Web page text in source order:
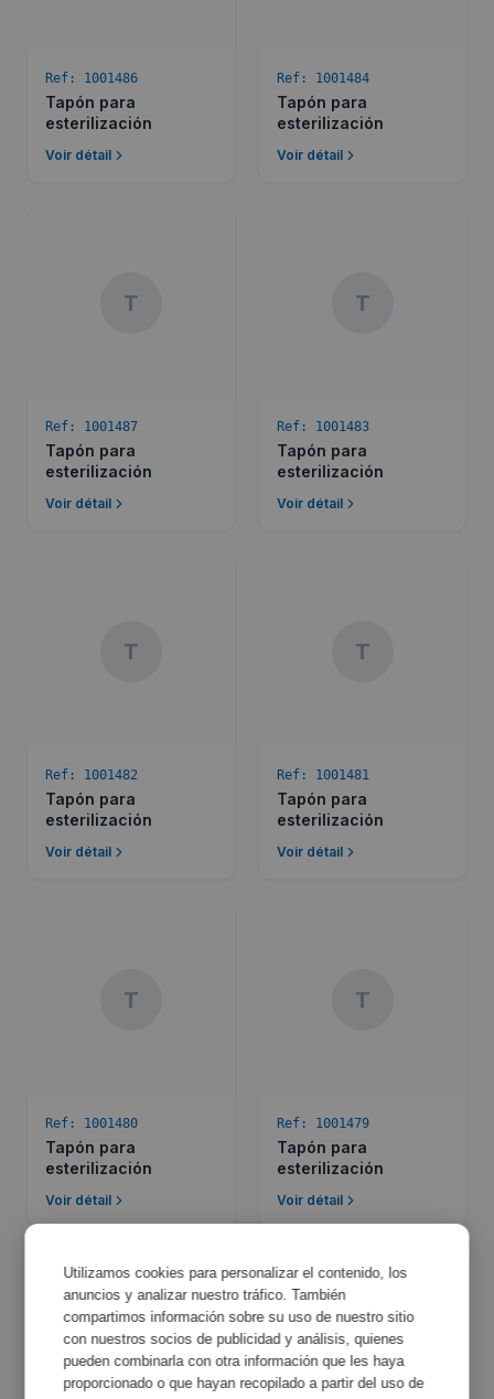
Ref: 1001486
Tapón para
esterilización
Voir détail
Ref: 1001484
Tapón para
esterilización
Voir détail
T
Ref: 1001487
Tapón para
esterilización
Voir détail
T
Ref: 1001483
Tapón para
esterilización
Voir détail
T
Ref: 1001482
Tapón para
esterilización
Voir détail
T
Ref: 1001481
Tapón para
esterilización
Voir détail
T
Ref: 1001480
Tapón para
esterilización
Voir détail
T
Ref: 1001479
Tapón para
esterilización
Voir détail
T T
Utilizamos cookies para personalizar el contenido, los
anuncios y analizar nuestro tráfico. También
compartimos información sobre su uso de nuestro sitio
con nuestros socios de publicidad y análisis, quienes
pueden combinarla con otra información que les haya
proporcionado o que hayan recopilado a partir del uso de